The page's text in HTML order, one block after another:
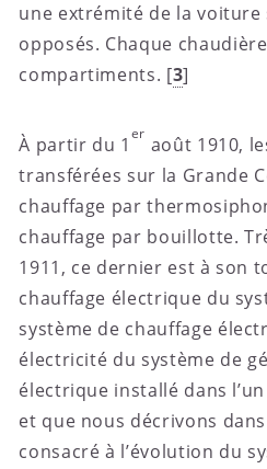
une extrémité de la voiture
opposés. Chaque
compartiments. [3]
À partir du 1
er
août 1910,
transférées sur la Grande
chauffage par
chauffage par bouillotte.
1911, ce dernier est à son
chauffage électrique du
système de chauffage
électricité du système de
électrique installé dans
et que nous décrivons
consacré à l’évolution du